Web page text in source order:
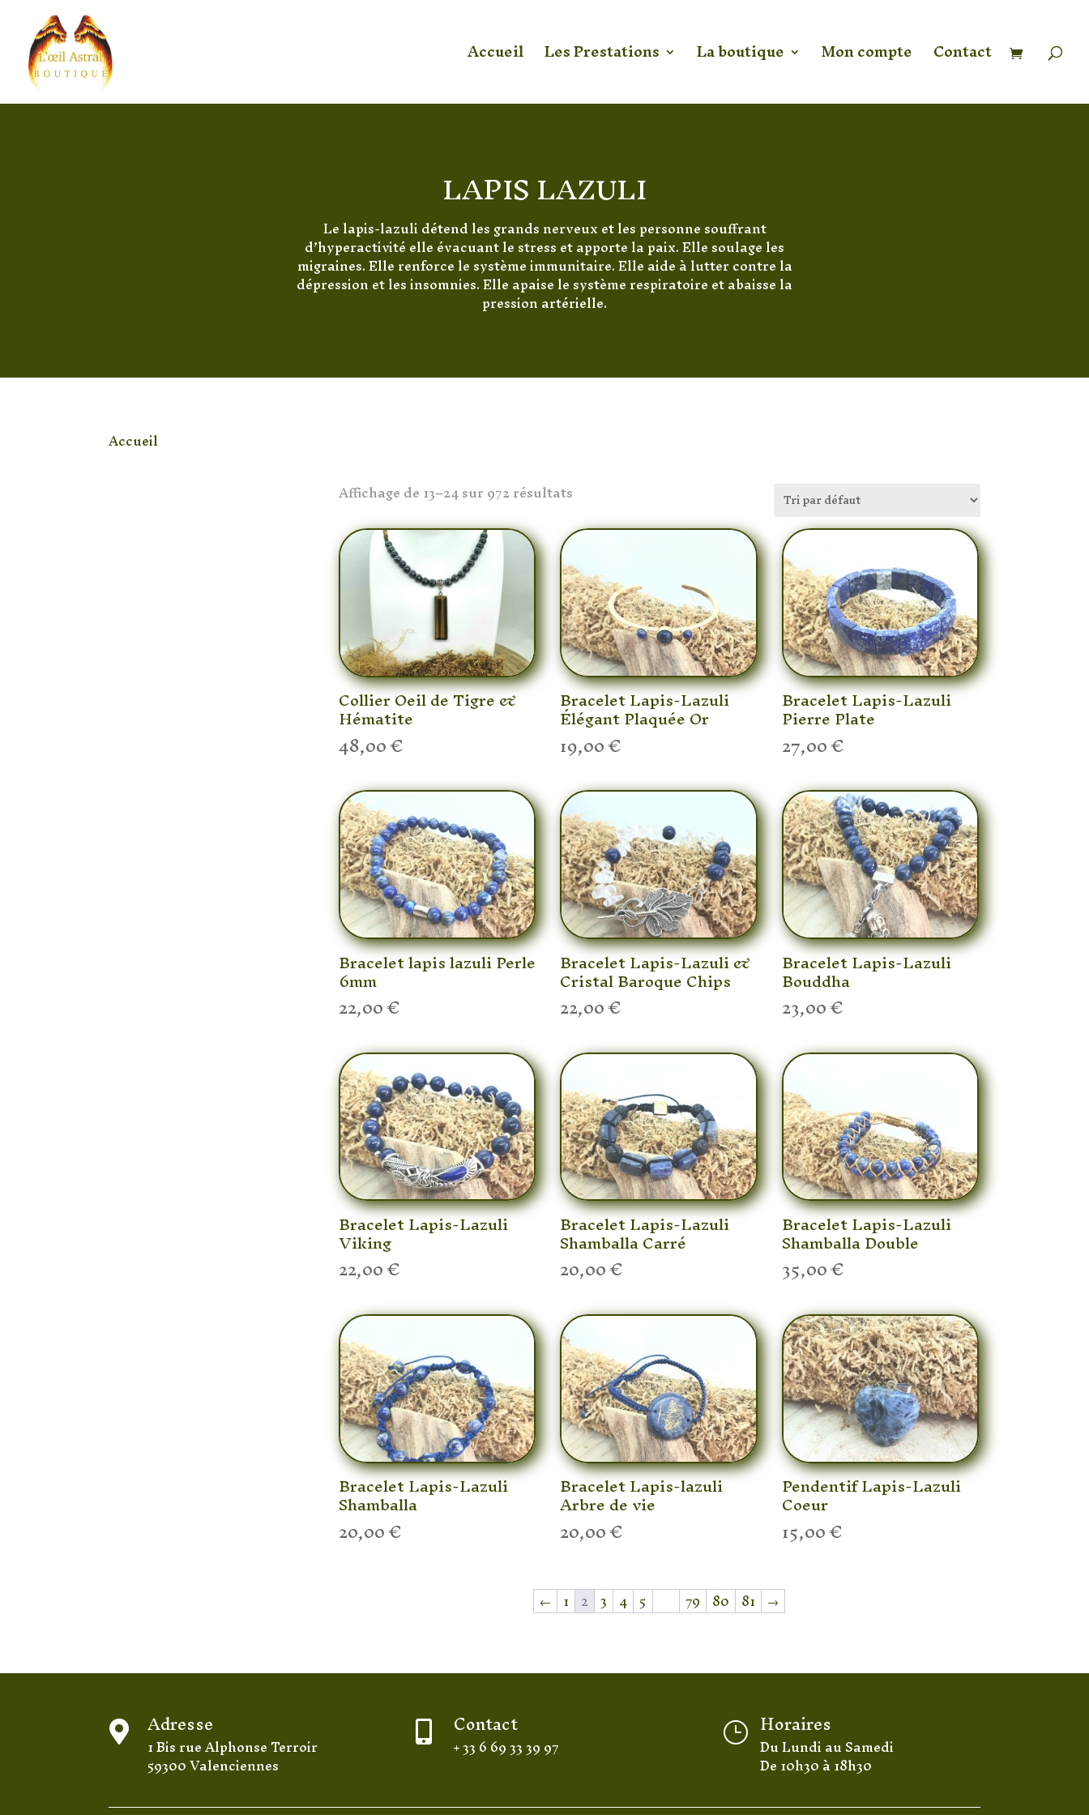
Accueil Les Prestations La boutique Mon compte Contact
LAPIS LAZULI
Le lapis-lazuli détend les grands nerveux et les personne souffrant
d’hyperactivité elle évacuant le stress et apporte la paix. Elle soulage les
migraines. Elle renforce le système immunitaire. Elle aide à lutter contre la
dépression et les insomnies. Elle apaise le système respiratoire et abaisse la
pression artérielle.
Accueil
Affichage de 13–24 sur 972 résultats
Collier Oeil de Tigre &
Hématite
48,00€
Bracelet Lapis-Lazuli
Élégant Plaquée Or
19,00€
Bracelet Lapis-Lazuli
Pierre Plate
27,00€
Bracelet lapis lazuli Perle
6mm
22,00€
Bracelet Lapis-Lazuli &
Cristal Baroque Chips
22,00€
Bracelet Lapis-Lazuli
Bouddha
23,00€
Bracelet Lapis-Lazuli
Viking
22,00€
Bracelet Lapis-Lazuli
Shamballa Carré
20,00€
Bracelet Lapis-Lazuli
Shamballa Double
35,00€
Bracelet Lapis-Lazuli
Shamballa
20,00€
Bracelet Lapis-lazuli
Arbre de vie
20,00€
Pendentif Lapis-Lazuli
Coeur
15,00€
← 1 2 3 4 5 79 80 81 →
 Adresse
1 Bis rue Alphonse Terroir
59300 Valenciennes
 Contact
+ 33 6 69 33 39 97
} Horaires
Du Lundi au Samedi
De 10h30 à 18h30